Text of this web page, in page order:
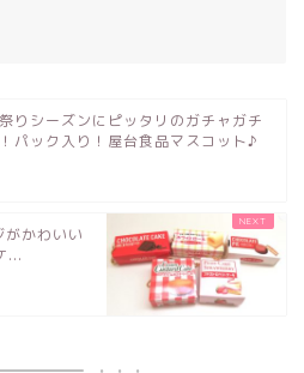
りシーズンにピッタリのガチャガチ
パック入り！屋台食品マスコット♪
かわいい
...